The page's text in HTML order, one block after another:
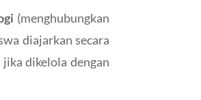
(menghubungkan
diajarkan secara
dikelola dengan